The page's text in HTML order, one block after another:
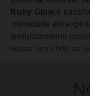
Ruby Glowe
intimidade em
profundamente
nossa sex shop ao